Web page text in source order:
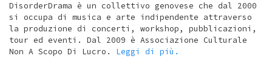
DisorderDrama è un collettivo genovese che dal 2000
si occupa di musica e arte indipendente attraverso
la produzione di concerti, workshop, pubblicazioni,
tour ed eventi. Dal 2009 è Associazione Culturale
Non A Scopo Di Lucro. Leggi di più.